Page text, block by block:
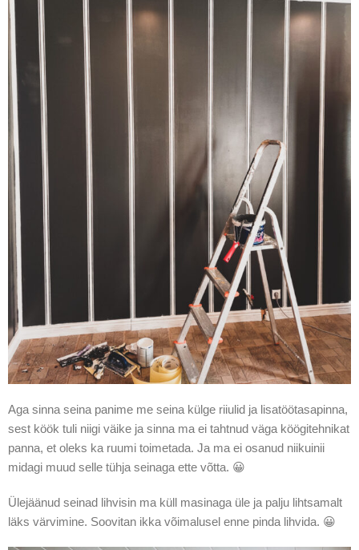
Aga sinna seina panime me seina külge riiulid ja lisatöötasapinna,
sest köök tuli niigi väike ja sinna ma ei tahtnud väga köögitehnikat
panna, et oleks ka ruumi toimetada. Ja ma ei osanud niikuinii
midagi muud selle tühja seinaga ette võtta. 😀
Ülejäänud seinad lihvisin ma küll masinaga üle ja palju lihtsamalt
läks värvimine. Soovitan ikka võimalusel enne pinda lihvida. 😀